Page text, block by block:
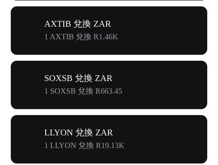
AXTIB 兌換 ZAR
1 AXTIB 兌換 R1.46K
SOXSB 兌換 ZAR
1 SOXSB 兌換 R663.45
LLYON 兌換 ZAR
1 LLYON 兌換 R19.13K